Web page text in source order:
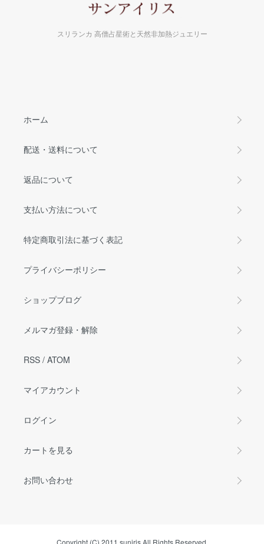
スリランカ 高僧占星術と天然非加熱ジュエリー
ホーム
配送・送料について
返品について
支払い方法について
特定商取引法に基づく表記
プライバシーポリシー
ショップブログ
メルマガ登録・解除
RSS / ATOM
マイアカウント
ログイン
カートを見る
お問い合わせ